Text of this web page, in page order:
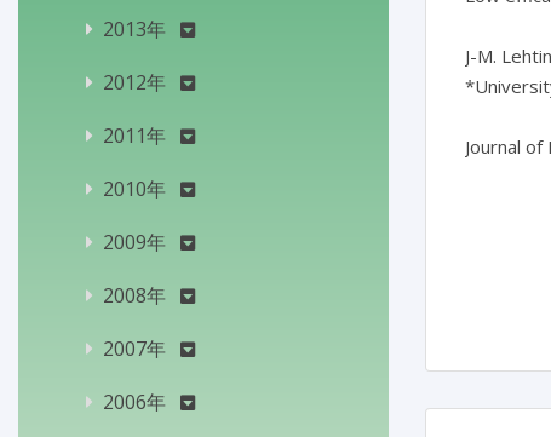
J-M.
Journal
2013年
2012年
2011年
2010年
2009年
2008年
2007年
2006年